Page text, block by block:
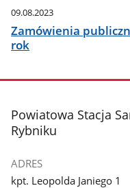
09.08.2023
Zamówienia
rok
stopka
Powiatowa Stacja
Rybniku
ADRES
kpt. Leopolda Janiego 1